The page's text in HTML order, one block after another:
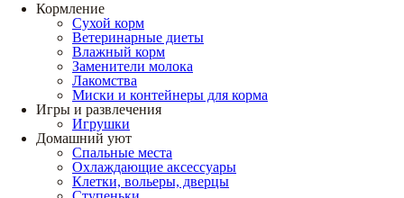
Кормление
Сухой корм
Ветеринарные диеты
Влажный корм
Заменители молока
Лакомства
Миски и контейнеры для корма
Игры и развлечения
Игрушки
Домашний уют
Спальные места
Охлаждающие аксессуары
Клетки, вольеры, дверцы